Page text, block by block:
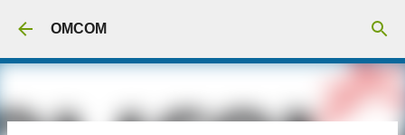
OMCOM